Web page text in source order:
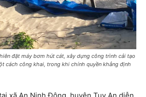
đặt máy bơm hút cát, xây dựng công trình cải tạo
cách công khai, trong khi chính quyền khẳng định